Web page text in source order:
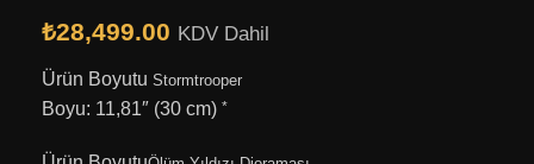
₺28,499.00 KDV Dahil
Ürün Boyutu Stormtrooper
Boyu: 11,81″ (30 cm) *